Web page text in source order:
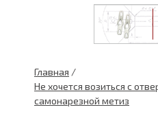
Главная /
Не хочется возиться с
самонарезной метиз